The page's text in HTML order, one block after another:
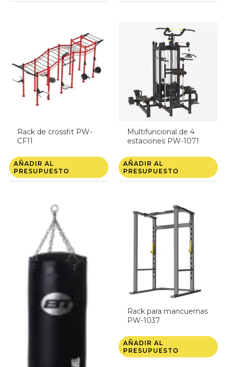
Rack de crossfit PW-
CF11
AÑADIR AL
PRESUPUESTO
Multifuncional de 4
estaciones PW-1071
AÑADIR AL
PRESUPUESTO
Rack para mancuernas
PW-1037
AÑADIR AL
PRESUPUESTO